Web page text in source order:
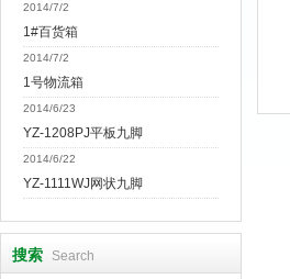
2014/7/2
1#百货箱
2014/7/2
1号物流箱
2014/6/23
YZ-1208PJ平板九脚
2014/6/22
YZ-1111WJ网状九脚
搜索 Search